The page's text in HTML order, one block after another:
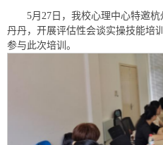
5月27日，我校心理中心特邀
丹丹，开展评估性会谈实操技能培
参与此次培训。